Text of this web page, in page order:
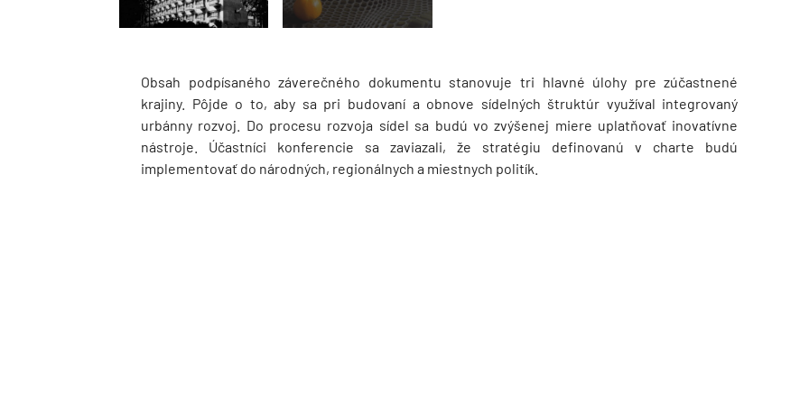
Obsah podpísaného záverečného dokumentu stanovuje tri hlavné úlohy pre zúčastnené
krajiny. Pôjde o to, aby sa pri budovaní a obnove sídelných štruktúr využíval integrovaný
urbánny rozvoj. Do procesu rozvoja sídel sa budú vo zvýšenej miere uplatňovať inovatívne
nástroje. Účastníci konferencie sa zaviazali, že stratégiu definovanú v charte budú
implementovať do národných, regionálnych a miestnych politík.